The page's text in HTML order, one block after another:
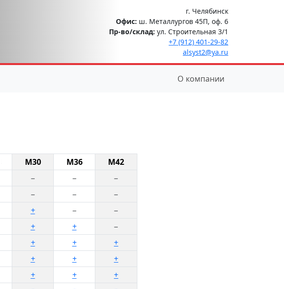
г. Челябинск
Офис: ш. Металлургов 45П, оф. 6
Пр-во/склад: ул. Строительная 3/1
+7 (912) 401-29-82
alsyst2@ya.ru
О компании
М30 М36
М42
− −
−
− −
−
+ −
−
+ +
−
+ +
+
+ +
+
+ +
+